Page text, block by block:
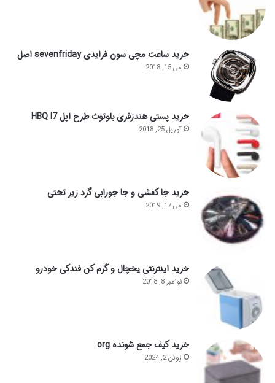
خرید ساعت مچی سون فرایدی sevenfriday اصل
می 15, 2018
خرید پستی هندزفری بلوتوث طرح اپل HBQ I7
آوریل 25, 2018
خرید جا کفشی و جا جورابی گرد زیر تختی
می 17, 2019
خرید اینترنتی یخچال و گرم کن فندکی خودرو
نوامبر 8, 2018
خرید کیف جمع شونده org
ژوئن 2, 2024